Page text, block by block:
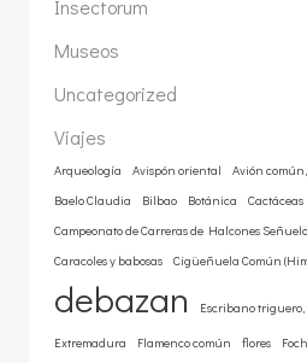
Insectorum
Museos
Uncategorized
Viajes
Arqueología Avispón oriental
Avión
Baelo Claudia
Bilbao Botánica
Cactáceas
Campeonato de Carreras de Halcones
Caracoles y babosas
Cigüeñuela Común
debazan Escribano
Extremadura Flamenco común flores